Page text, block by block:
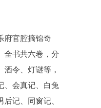
府官腔摘锦奇
全书共六卷，分
令、灯谜等，
、会真记、白兔
记、同窗记、